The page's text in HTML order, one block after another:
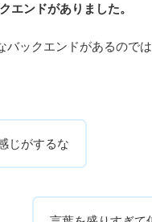
エンドがありました。
ックエンドがあるのでは
じがするな